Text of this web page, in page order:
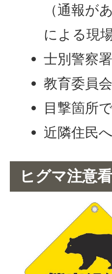
（通報が
による現
士別警察
教育委員
目撃箇所
近隣住民
ヒグマ注意